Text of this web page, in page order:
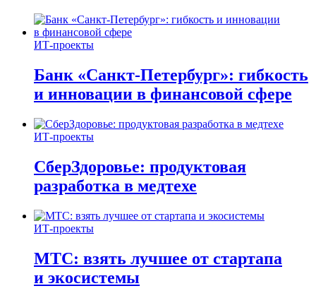
ИТ-проекты
Банк «Санкт-Петербург»: гибкость
и инновации в финансовой сфере
ИТ-проекты
СберЗдоровье: продуктовая
разработка в медтехе
ИТ-проекты
МТС: взять лучшее от стартапа
и экосистемы